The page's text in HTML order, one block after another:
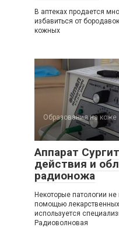
В аптеках продается
избавиться от
кожных
Образования на коже
Аппарат
действия и
радионожа
Некоторые патологии
помощью
используется
Радиоволновая